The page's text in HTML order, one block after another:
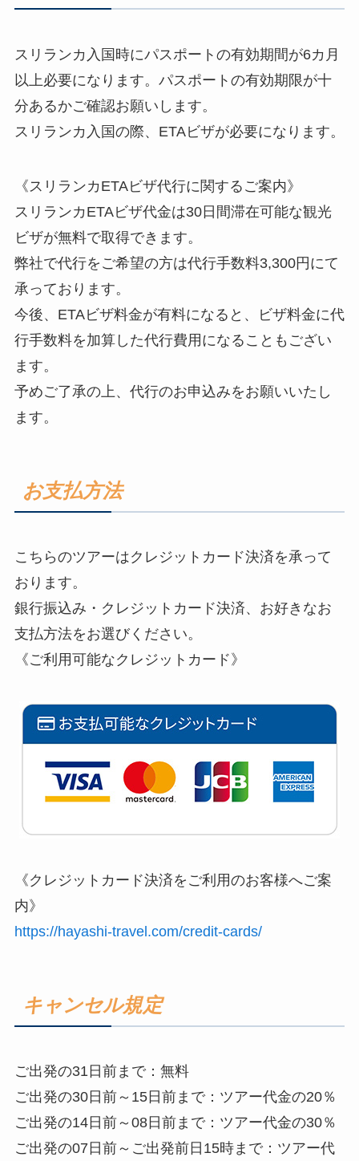
スリランカ入国時にパスポートの有効期間が6カ月
以上必要になります。パスポートの有効期限が十
分あるかご確認お願いします。
スリランカ入国の際、ETAビザが必要になります。
《スリランカETAビザ代行に関するご案内》
スリランカETAビザ代金は30日間滞在可能な観光
ビザが無料で取得できます。
弊社で代行をご希望の方は代行手数料3,300円にて
承っております。
今後、ETAビザ料金が有料になると、ビザ料金に代
行手数料を加算した代行費用になることもござい
ます。
予めご了承の上、代行のお申込みをお願いいたし
ます。
お支払方法
こちらのツアーはクレジットカード決済を承って
おります。
銀行振込み・クレジットカード決済、お好きなお
支払方法をお選びください。
《ご利用可能なクレジットカード》
《クレジットカード決済をご利用のお客様へご案
内》
https://hayashi-travel.com/credit-cards/
キャンセル規定
ご出発の31日前まで：無料
ご出発の30日前～15日前まで：ツアー代金の20％
ご出発の14日前～08日前まで：ツアー代金の30％
ご出発の07日前～ご出発前日15時まで：ツアー代